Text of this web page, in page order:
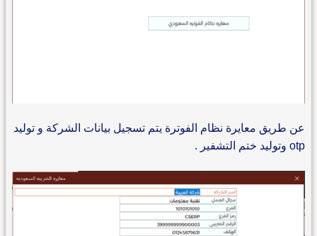
عن طريق معايرة نظام الفوترة يتم تسجيل بيانات الشركة و توليد
otp وتوليد ختم التشفير .